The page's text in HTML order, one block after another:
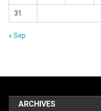
31
« Sep
ARCHIVES